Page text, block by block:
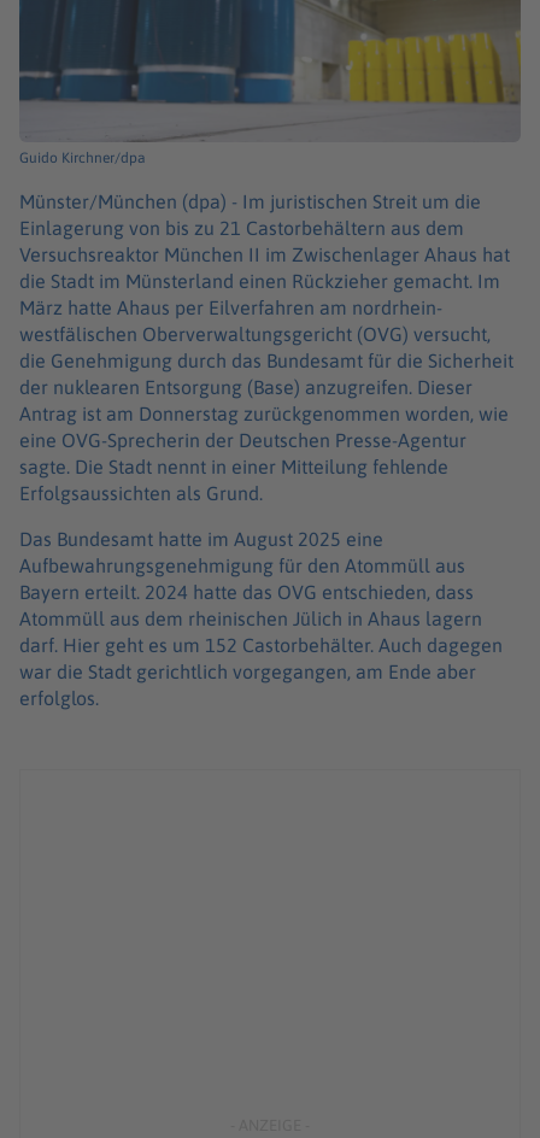
Guido Kirchner/dpa
Münster/München (dpa) - Im juristischen Streit um die
Einlagerung von bis zu 21 Castorbehältern aus dem
Versuchsreaktor München II im Zwischenlager Ahaus hat
die Stadt im Münsterland einen Rückzieher gemacht. Im
März hatte Ahaus per Eilverfahren am nordrhein-
westfälischen Oberverwaltungsgericht (OVG) versucht,
die Genehmigung durch das Bundesamt für die Sicherheit
der nuklearen Entsorgung (Base) anzugreifen. Dieser
Antrag ist am Donnerstag zurückgenommen worden, wie
eine OVG-Sprecherin der Deutschen Presse-Agentur
sagte. Die Stadt nennt in einer Mitteilung fehlende
Erfolgsaussichten als Grund.
Das Bundesamt hatte im August 2025 eine
Aufbewahrungsgenehmigung für den Atommüll aus
Bayern erteilt. 2024 hatte das OVG entschieden, dass
Atommüll aus dem rheinischen Jülich in Ahaus lagern
darf. Hier geht es um 152 Castorbehälter. Auch dagegen
war die Stadt gerichtlich vorgegangen, am Ende aber
erfolglos.